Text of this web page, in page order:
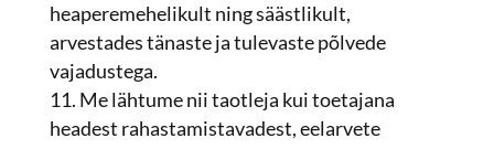
heaperemehelikult ning säästlikult,
arvestades tänaste ja tulevaste põlvede
vajadustega.
Me lähtume nii taotleja kui toetajana
headest rahastamistavadest, eelarvete